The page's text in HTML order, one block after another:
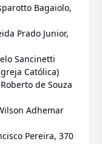
Bagaiolo,
Prado Junior,
Sancinetti
Católica)
de Souza
Adhemar
Pereira, 370